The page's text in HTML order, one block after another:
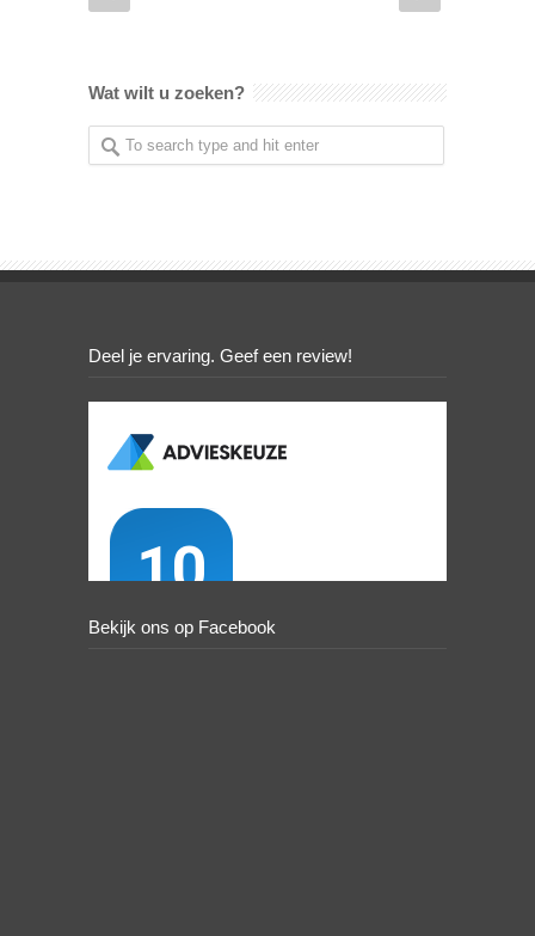
Wat wilt u zoeken?
Deel je ervaring. Geef een review!
Bekijk ons op Facebook